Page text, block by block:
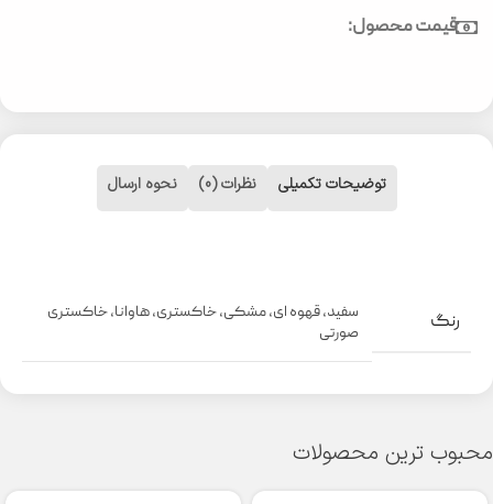
قیمت محصول:
توضیحات تکمیلی نظرات (0) نحوه ارسال
رنگ سفید,قهوه ای,مشکی,خاکستری,هاوانا,خاکستری
صورتی
محبوب ترین محصولات